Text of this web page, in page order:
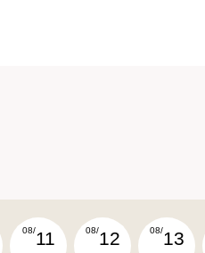
08/ 11 08/ 12 08/ 13